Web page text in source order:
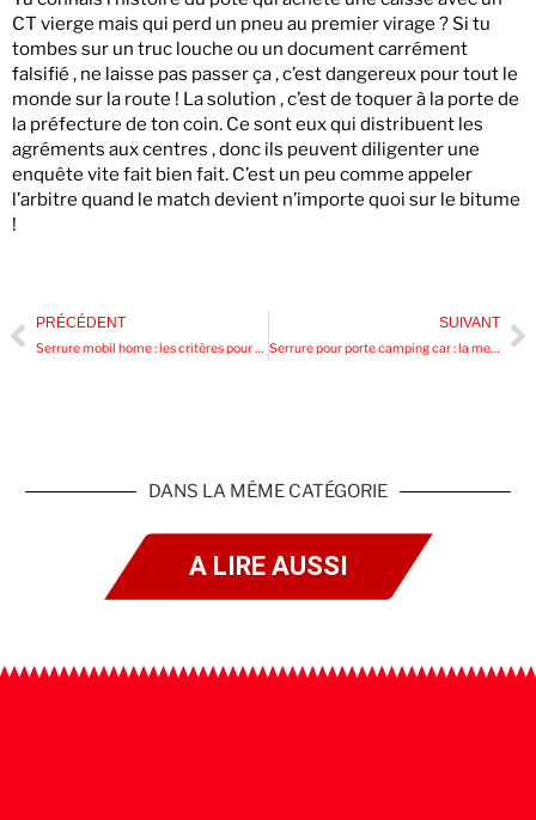
CT vierge mais qui perd un pneu au premier virage ? Si tu
tombes sur un truc louche ou un document carrément
falsifié , ne laisse pas passer ça , c’est dangereux pour tout le
monde sur la route ! La solution , c’est de toquer à la porte de
la préfecture de ton coin. Ce sont eux qui distribuent les
agréments aux centres , donc ils peuvent diligenter une
enquête vite fait bien fait. C’est un peu comme appeler
l’arbitre quand le match devient n’importe quoi sur le bitume
!
PRÉCÉDENT
Serrure mobil home : les critères pour choisir une référence parfaitement compatible
SUIVANT
Serrure pour porte camping car : la meilleure option compatible Fiat Ducato ?
DANS LA MÊME CATÉGORIE
A LIRE AUSSI